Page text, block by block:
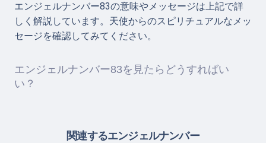
エンジェルナンバー83の意味やメッセージは上記で詳
しく解説しています。天使からのスピリチュアルなメッ
セージを確認してみてください。
エンジェルナンバー83を見たらどうすればい
い？
関連するエンジェルナンバー